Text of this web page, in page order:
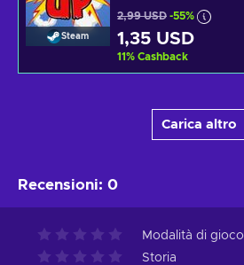
Steam
2,99 USD -55%
1,35 USD
11% Cashback
Carica altro
Recensioni: 0
Modalità di gioco
Storia